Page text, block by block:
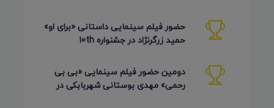
حضور فیلم سینمایی داستانی «برای او»
حمید زرگرنژاد در جشنواره 10th
دومین حضور فیلم سینمایی «بی بی
رحمی» مهدی بوستانی شهربابکی در